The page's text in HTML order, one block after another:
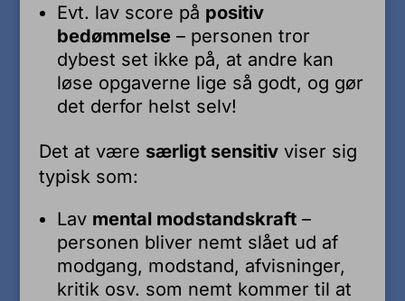
Evt. lav score på positiv
bedømmelse– personen tror
dybest set ikke på, at andre kan
løse opgaverne lige så godt, og gør
det derfor helst selv!
Det at være særligt sensitivviser sig
typisk som:
Lav mental modstandskraft–
personen bliver nemt slået ud af
modgang, modstand, afvisninger,
kritik osv. som nemt kommer til at